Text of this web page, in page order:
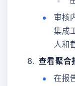
审核
集成
人和
查看聚合
在报